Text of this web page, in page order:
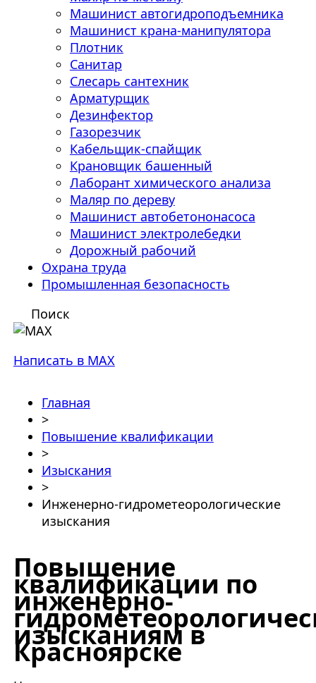
Машинист автогидроподъемника
Машинист крана-манипулятора
Плотник
Санитар
Слесарь сантехник
Арматурщик
Дезинфектор
Газорезчик
Кабельщик-спайщик
Крановщик башенный
Лаборант химического анализа
Маляр по дереву
Машинист автобетононасоса
Машинист электролебедки
Дорожный рабочий
Охрана труда
Промышленная безопасность
Поиск
Написать в MAX
Главная
>
Повышение квалификации
>
Изыскания
>
Инженерно-гидрометеорологические
изыскания
Повышение
квалификации по
инженерно-
изысканиям в
Красноярске